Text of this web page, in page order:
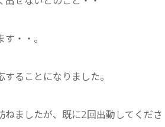
・・。
ることになりました。
ましたが、既に2回出動してくださ